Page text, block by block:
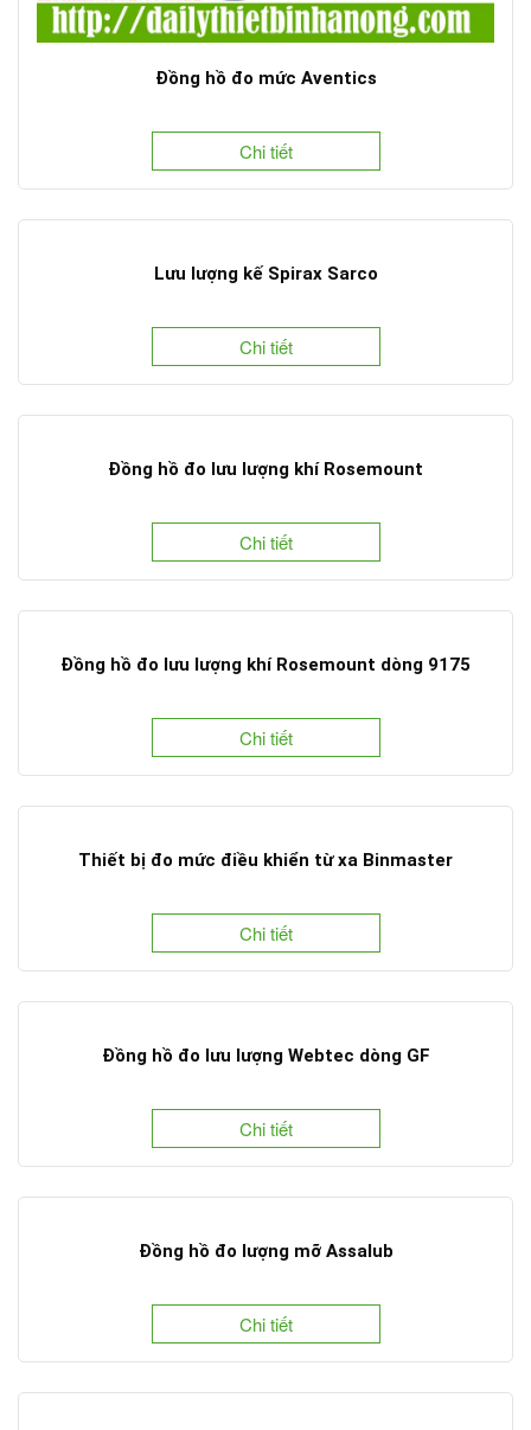
Đồng hồ đo mức Aventics
Chi tiết
Lưu lượng kế Spirax Sarco
Chi tiết
Đồng hồ đo lưu lượng khí Rosemount
Chi tiết
Đồng hồ đo lưu lượng khí Rosemount dòng 9175
Chi tiết
Thiết bị đo mức điều khiển từ xa Binmaster
Chi tiết
Đồng hồ đo lưu lượng Webtec dòng GF
Chi tiết
Đồng hồ đo lượng mỡ Assalub
Chi tiết